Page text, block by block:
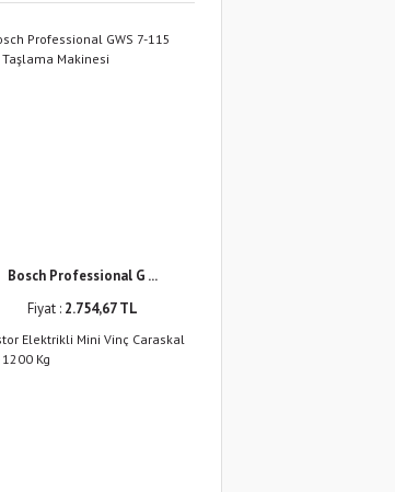
Bosch Professional G ...
Fiyat : 2.754,67 TL